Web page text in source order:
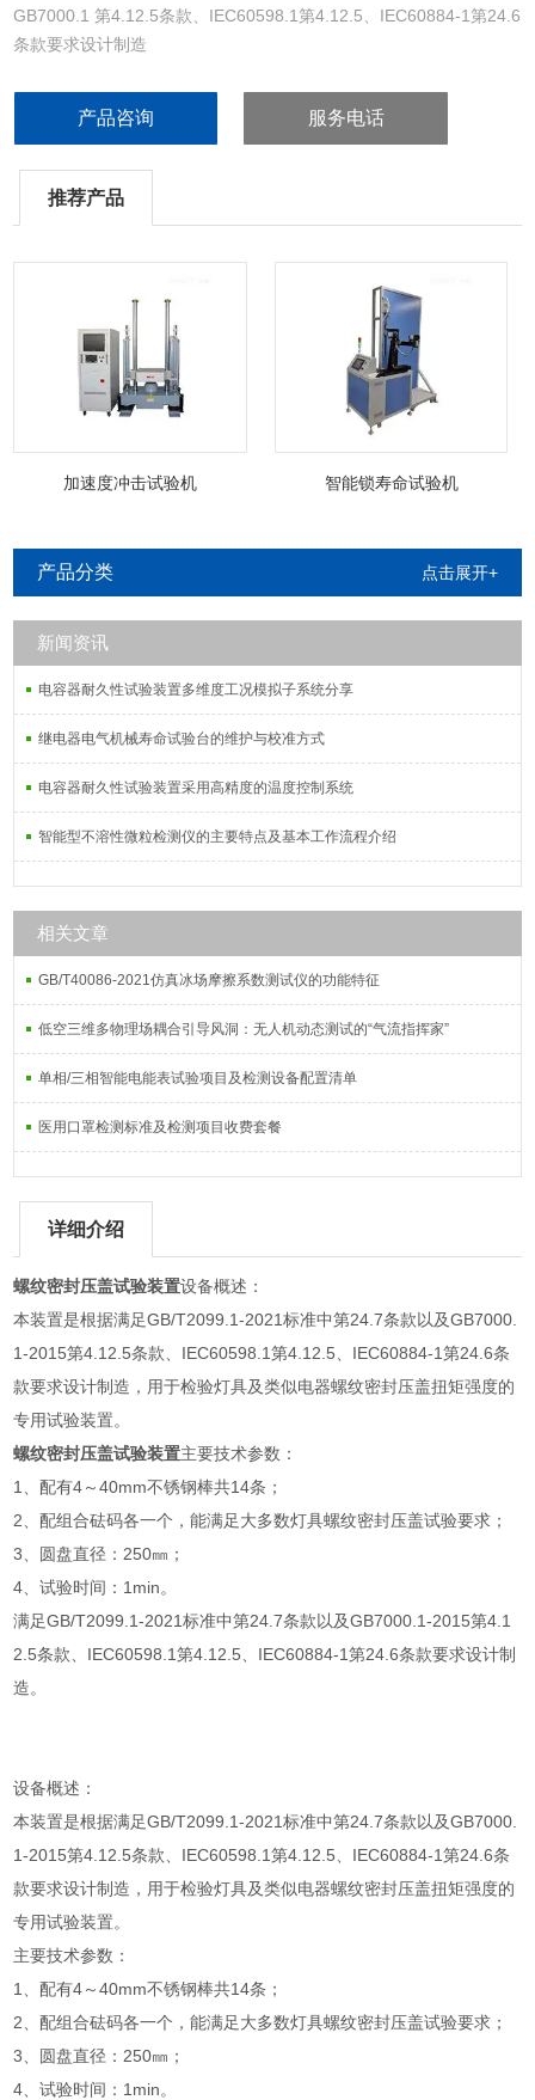
GB7000.1 第4.12.5条款、IEC60598.1第4.12.5、IEC60884-1第24.6
条款要求设计制造
产品咨询 服务电话
推荐产品
加速度冲击试验机 智能锁寿命试验机
产品分类 点击展开+
新闻资讯
电容器耐久性试验装置多维度工况模拟子系统分享
继电器电气机械寿命试验台的维护与校准方式
电容器耐久性试验装置采用高精度的温度控制系统
智能型不溶性微粒检测仪的主要特点及基本工作流程介绍
相关文章
GB/T40086-2021仿真冰场摩擦系数测试仪的功能特征
低空三维多物理场耦合引导风洞：无人机动态测试的“气流指挥家”
单相/三相智能电能表试验项目及检测设备配置清单
医用口罩检测标准及检测项目收费套餐
详细介绍
螺纹密封压盖试验装置设备概述：
本装置是根据满足GB/T2099.1-2021标准中第24.7条款以及GB7000.
1-2015第4.12.5条款、IEC60598.1第4.12.5、IEC60884-1第24.6条
款要求设计制造，用于检验灯具及类似电器螺纹密封压盖扭矩强度的
专用试验装置。
螺纹密封压盖试验装置主要技术参数：
1、配有4～40mm不锈钢棒共14条；
2、配组合砝码各一个，能满足大多数灯具螺纹密封压盖试验要求；
3、圆盘直径：250㎜；
4、试验时间：1min。
满足GB/T2099.1-2021标准中第24.7条款以及GB7000.1-2015第4.1
2.5条款、IEC60598.1第4.12.5、IEC60884-1第24.6条款要求设计制
造。
设备概述：
本装置是根据满足GB/T2099.1-2021标准中第24.7条款以及GB7000.
1-2015第4.12.5条款、IEC60598.1第4.12.5、IEC60884-1第24.6条
款要求设计制造，用于检验灯具及类似电器螺纹密封压盖扭矩强度的
专用试验装置。
主要技术参数：
1、配有4～40mm不锈钢棒共14条；
2、配组合砝码各一个，能满足大多数灯具螺纹密封压盖试验要求；
3、圆盘直径：250㎜；
4、试验时间：1min。